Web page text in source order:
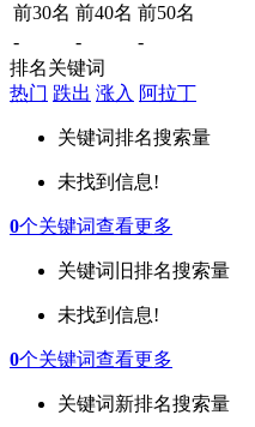
前30名 前40名 前50名
-
-
-
排名关键词
热门 跌出 涨入 阿拉丁
关键词排名搜索量
未找到信息!
0个关键词查看更多
关键词 旧排名搜索量
未找到信息!
0个关键词查看更多
关键词新排名搜索量